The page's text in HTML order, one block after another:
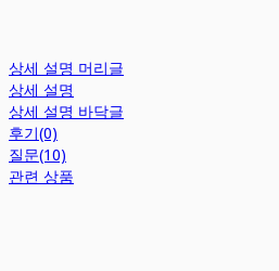
상세 설명 머리글
상세 설명
상세 설명 바닥글
후기(0)
질문(10)
관련 상품